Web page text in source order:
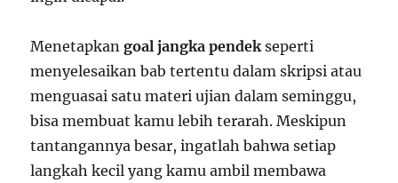
Menetapkangoal jangka pendekseperti
menyelesaikan bab tertentu dalam skripsi atau
menguasai satu materi ujian dalam seminggu,
bisa membuat kamu lebih terarah. Meskipun
tantangannya besar, ingatlah bahwa setiap
langkah kecil yang kamu ambil membawa